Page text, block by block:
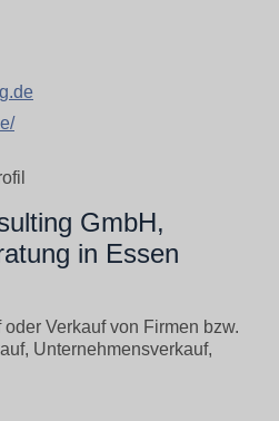
GmbH,
in Essen
Verkauf von Firmen bzw.
Unternehmensverkauf,